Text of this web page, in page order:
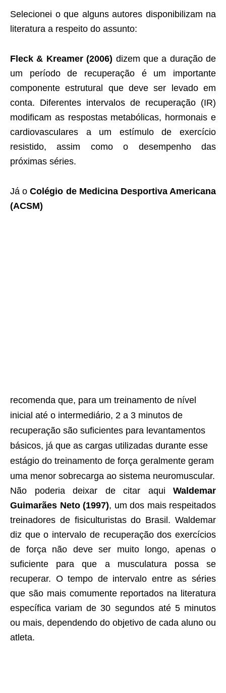
Selecionei o que alguns autores disponibilizam na
literatura a respeito do assunto:
Fleck & Kreamer (2006) dizem que a duração de
um período de recuperação é um importante
componente estrutural que deve ser levado em
conta. Diferentes intervalos de recuperação (IR)
modificam as respostas metabólicas, hormonais e
cardiovasculares a um estímulo de exercício
resistido, assim como o desempenho das
próximas séries.
Já oColégio de Medicina Desportiva Americana
(ACSM)
recomenda que, para um treinamento de nível
inicial até o intermediário, 2 a 3 minutos de
recuperação são suficientes para levantamentos
básicos, já que as cargas utilizadas durante esse
estágio do treinamento de força geralmente geram
uma menor sobrecarga ao sistema neuromuscular.
Não poderia deixar de citar aqui Waldemar
Guimarães Neto (1997), um dos mais respeitados
treinadores de fisiculturistas do Brasil. Waldemar
diz que o intervalo de recuperação dos exercícios
de força não deve ser muito longo, apenas o
suficiente para que a musculatura possa se
recuperar. O tempo de intervalo entre as séries
que são mais comumente reportados na literatura
específica variam de 30 segundos até 5 minutos
ou mais, dependendo do objetivo de cada aluno ou
atleta.